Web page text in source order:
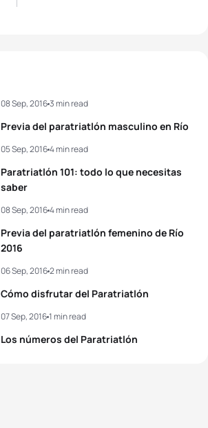
Previa del paratriatlón masculino en Río
08 Sep, 20163 min read
Paratriatlón 101: todo lo que necesitas
saber
05 Sep, 20164 min read
Previa del paratriatlón femenino de Río
2016
08 Sep, 20164 min read
Cómo disfrutar del Paratriatlón
06 Sep, 20162 min read
Los números del Paratriatlón
07 Sep, 20161 min read